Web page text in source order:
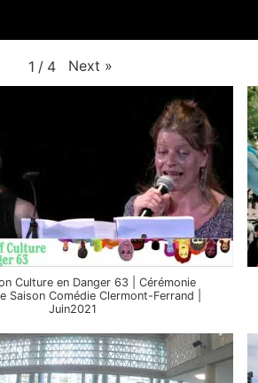
1 / 4 Next »
Culture en Danger 63 | Cérémonie
Saison Comédie Clermont-Ferrand |
Juin2021